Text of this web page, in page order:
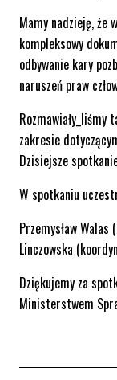
Mamy nadzieję, że
kompleksowy
odbywanie kary
naruszeń praw
zakresie
Dzisiejsze
W spotkaniu
Przemysław
Linczowska
Dziękujemy za
Ministerstwem